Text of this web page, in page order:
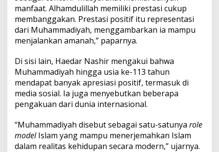
manfaat. Alhamdulillah memiliki prestasi cukup
membanggakan. Prestasi positif itu representasi
dari Muhammadiyah, menggambarkan ia mampu
menjalankan amanah,” paparnya.
Di sisi lain, Haedar Nashir mengakui bahwa
Muhammadiyah hingga usia ke-113 tahun
mendapat banyak apresiasi positif, termasuk di
media sosial. Ia juga menyebutkan beberapa
pengakuan dari dunia internasional.
“Muhammadiyah disebut sebagai satu-satunya role
modelIslam yang mampu menerjemahkan Islam
dalam realitas kehidupan secara modern,” ujarnya.